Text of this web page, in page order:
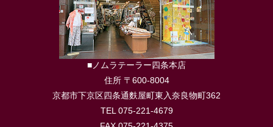
■ノムラテーラー四条本店
住所 〒600-8004
京都市下京区四条通麩屋町東入奈良物町362
TEL 075-221-4679